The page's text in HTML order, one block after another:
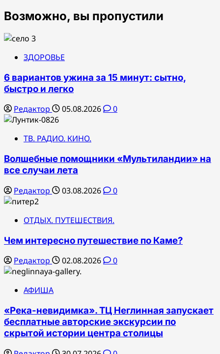
Возможно, вы пропустили
ЗДОРОВЬЕ
6 вариантов ужина за 15 минут: сытно,
быстро и легко
Редактор 05.08.2026 0
ТВ. РАДИО. КИНО.
Волшебные помощники «Мультиландии» на
все случаи лета
Редактор 03.08.2026 0
ОТДЫХ. ПУТЕШЕСТВИЯ.
Чем интересно путешествие по Каме?
Редактор 02.08.2026 0
АФИША
«Река-невидимка». ТЦ Неглинная запускает
бесплатные авторские экскурсии по
скрытой истории центра столицы